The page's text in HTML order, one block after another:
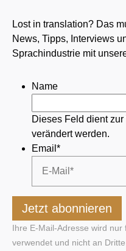
Lost in translation? Das
News, Tipps, Interviews
Sprachindustrie mit
Name
Dieses Feld dient
verändert werden.
Email *
Ihre E-Mail-Adresse wird
verwendet und nicht an